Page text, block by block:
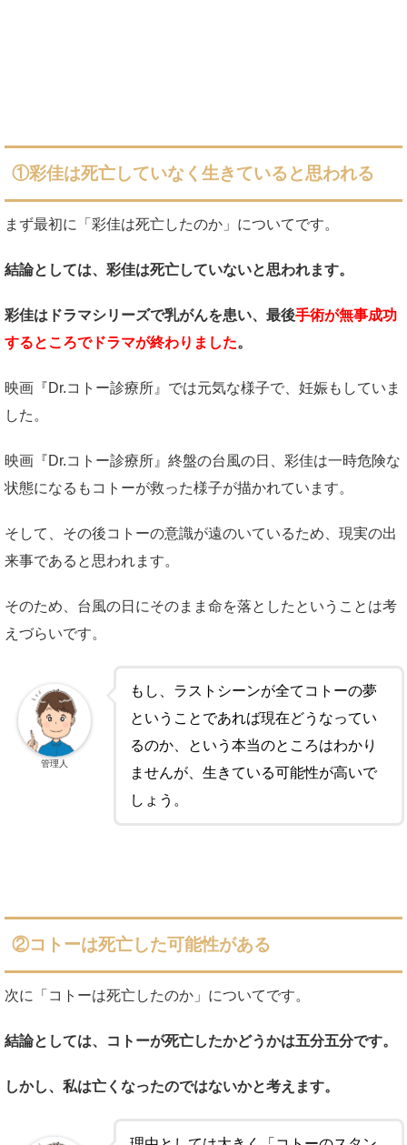
①彩佳は死亡していなく生きていると思われる
まず最初に「彩佳は死亡したのか」についてです。
結論としては、彩佳は死亡していないと思われます。
彩佳はドラマシリーズで乳がんを患い、最後手術が無事成功
するところでドラマが終わりました。
映画『Dr.コトー診療所』では元気な様子で、妊娠もしていま
した。
映画『Dr.コトー診療所』終盤の台風の日、彩佳は一時危険な
状態になるもコトーが救った様子が描かれています。
そして、その後コトーの意識が遠のいているため、現実の出
来事であると思われます。
そのため、台風の日にそのまま命を落としたということは考
えづらいです。
もし、ラストシーンが全てコトーの夢
ということであれば現在どうなってい
るのか、という本当のところはわかり
ませんが、生きている可能性が高いで
しょう。
管理人
②コトーは死亡した可能性がある
次に「コトーは死亡したのか」についてです。
結論としては、コトーが死亡したかどうかは五分五分です。
しかし、私は亡くなったのではないかと考えます。